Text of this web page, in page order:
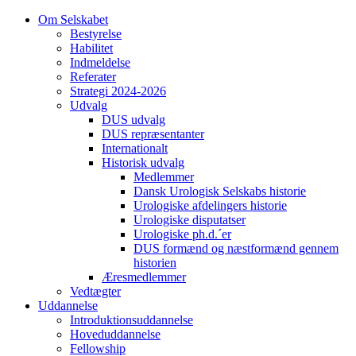
Om Selskabet
Bestyrelse
Habilitet
Indmeldelse
Referater
Strategi 2024-2026
Udvalg
DUS udvalg
DUS repræsentanter
Internationalt
Historisk udvalg
Medlemmer
Dansk Urologisk Selskabs historie
Urologiske afdelingers historie
Urologiske disputatser
Urologiske ph.d.´er
DUS formænd og næstformænd gennem
historien
Æresmedlemmer
Vedtægter
Uddannelse
Introduktionsuddannelse
Hoveduddannelse
Fellowship